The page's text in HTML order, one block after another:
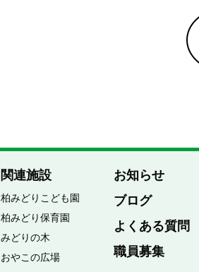
関連施設
柏みどりこども園
柏みどり保育園
みどりの木
おやこの広場
お知らせ
ブログ
よくある質問
職員募集